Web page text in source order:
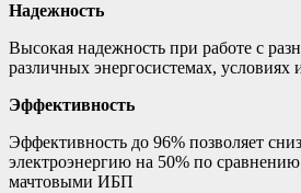
Надежность
Высокая надежность при работе с
различных энергосистемах, условиях
Эффективность
Эффективность до 96% позволяет
электроэнергию на 50% по
мачтовыми ИБП